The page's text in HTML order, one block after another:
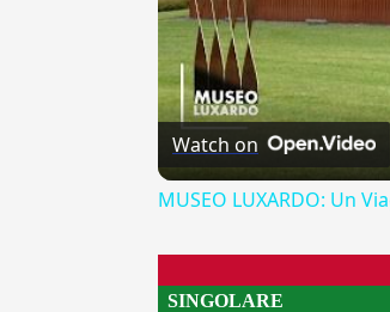
Watch on
MUSEO LUXARDO: Un
SINGOLARE